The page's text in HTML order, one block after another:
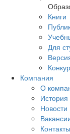
Книги
Для
Компания
О
Новости
Контакты